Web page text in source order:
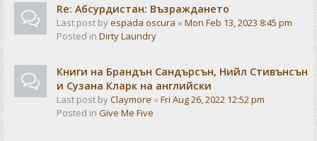
Re: Абсурдистан: Възраждането
Last post byespada oscura « Mon Feb 13, 2023 8:45 pm
Posted in Dirty Laundry
Книги на Брандън Сандърсън, Нийл Стивънсън
и Сузана Кларк на английски
Last post byClaymore « Fri Aug 26, 2022 12:52 pm
Posted in Give Me Five